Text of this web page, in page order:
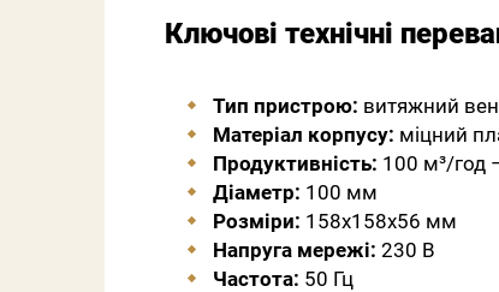
Ключові технічні
Тип пристрою: витяжний
Матеріал корпусу: міцний
Продуктивність: 100 м³/год
Діаметр: 100 мм
Розміри: 158х158х56 мм
Напруга мережі: 230 В
Частота: 50 Гц